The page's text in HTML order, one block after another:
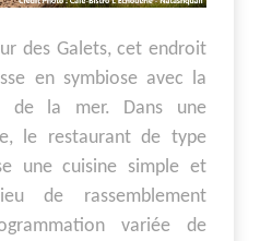
des Galets, cet endroit
en symbiose avec la
de la mer. Dans une
le restaurant de type
une cuisine simple et
de rassemblement
variée de